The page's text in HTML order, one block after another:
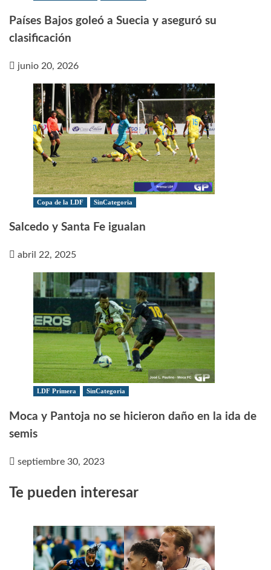
Países Bajos goleó a Suecia y aseguró su
clasificación
junio 20, 2026
Copa de la LDF SinCategoria
Salcedo y Santa Fe igualan
abril 22, 2025
LDF Primera SinCategoria
Moca y Pantoja no se hicieron daño en la ida de
semis
septiembre 30, 2023
Te pueden interesar